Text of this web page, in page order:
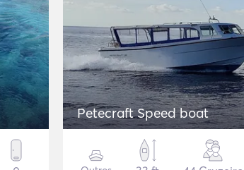
Petecraft Speed boat